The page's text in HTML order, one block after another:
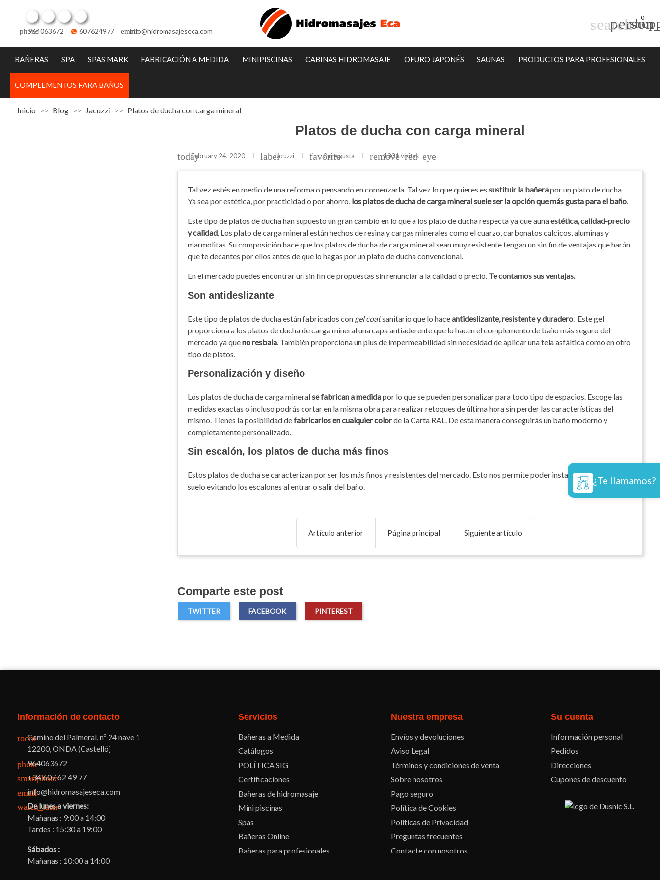
Facebook
TwitterPinterestInstagram
phone964063672 607624977 emailinfo@hidromasajeseca.com
0
search
BAÑERAS SPA SPAS MARK FABRICACIÓN A MEDIDA MINIPISCINAS CABINAS HIDROMASAJE OFURO JAPONÉS SAUNAS PRODUCTOS PARA PROFESIONALES
COMPLEMENTOS PARA BAÑOS
Inicio Blog Jacuzzi Platos de ducha con carga mineral
Platos de ducha con carga mineral
todayFebruary 24, 2020 labelJacuzzi favorite
0me gusta remove_red_eye
1331 visitas
Tal vez estés en medio de una reforma o pensando en comenzarla. Tal vez lo que quieres es sustituir la bañerapor un plato de ducha.
Ya sea por estética, por practicidad o por ahorro, los platos de ducha de carga mineral suele ser la opción que más gusta para el baño.
Este tipo de platos de ducha han supuesto un gran cambio en lo que a los plato de ducha respecta ya que aunaestética, calidad-precio
y calidad. Los plato de carga mineral están hechos de resina y cargas minerales como el cuarzo, carbonatos cálcicos, aluminas y
marmolitas. Su composición hace que los platos de ducha de carga mineral sean muy resistente tengan un sin fin de ventajas que harán
que te decantes por ellos antes de que lo hagas por un plato de ducha convencional.
En el mercado puedes encontrar un sin fin de propuestas sin renunciar a la calidad o precio. Te contamos sus ventajas.
Son antideslizante
Este tipo de platos de ducha están fabricados con gel coatsanitario que lo haceantideslizante, resistente y duradero. Este gel
proporciona a los platos de ducha de carga mineral una capa antiaderente que lo hacen el complemento de baño más seguro del
mercado ya queno resbala. También proporciona un plus de impermeabilidad sin necesidad de aplicar una tela asfáltica como en otro
tipo de platos.
Personalización y diseño
Los platos de ducha de carga mineralse fabrican a medidapor lo que se pueden personalizar para todo tipo de espacios. Escoge las
medidas exactas o incluso podrás cortar en la misma obra para realizar retoques de última hora sin perder las características del
mismo. Tienes la posibilidad defabricarlos en cualquier colorde la Carta RAL. De esta manera conseguirás un baño moderno y
completamente personalizado.
Sin escalón, los platos de ducha más finos
Estos platos de ducha se caracterizan por ser los más finos y resistentes del mercado. Esto nos permite poder instalarlos a ras de
suelo evitando los escalones al entrar o salir del baño.
Artículo anterior Página principal Siguiente artículo
Comparte este post
TWITTER FACEBOOK PINTEREST
Información de contacto
roomCamino del Palmeral, nº 24 nave 1
12200, ONDA (Castelló)
phone964063672
smartphone
+34 607 62 49 77
emailinfo@hidromasajeseca.com
watch_later
De lunes a viernes:
Mañanas : 9:00 a 14:00
Tardes : 15:30 a 19:00
Sábados :
Mañanas : 10:00 a 14:00
Servicios
Bañeras a Medida
Catálogos
POLÍTICA SIG
Certificaciones
Bañeras de hidromasaje
Mini piscinas
Spas
Bañeras Online
Bañeras para profesionales
Nuestra empresa
Envíos y devoluciones
Aviso Legal
Términos y condiciones de venta
Sobre nosotros
Pago seguro
Política de Cookies
Políticas de Privacidad
Preguntas frecuentes
Contacte con nosotros
Su cuenta
Información personal
Pedidos
Direcciones
Cupones de descuento
¿Te llamamos?